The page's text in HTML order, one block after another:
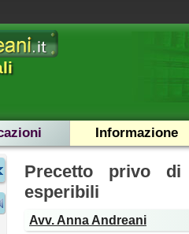
Informazione
Precetto privo
esperibili
Avv. Anna Andreani